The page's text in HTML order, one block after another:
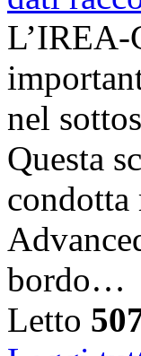
L’IREA-
nel
Questa
bordo…
Letto